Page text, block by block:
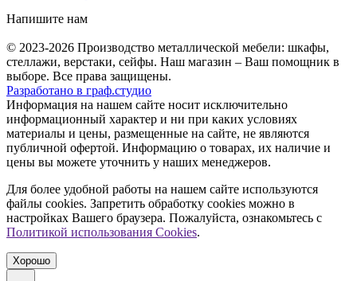
Напишите нам
© 2023-2026 Производство металлической мебели: шкафы,
стеллажи, верстаки, сейфы. Наш магазин – Ваш помощник в
выборе. Все права защищены.
Разработано в граф.студио
Информация на нашем сайте носит исключительно
информационный характер и ни при каких условиях
материалы и цены, размещенные на сайте, не являются
публичной офертой. Информацию о товарах, их наличие и
цены вы можете уточнить у наших менеджеров.
Для более удобной работы на нашем сайте используются
файлы сookies. Запретить обработку cookies можно в
настройках Вашего браузера. Пожалуйста, ознакомьтесь с
Политикой использования Cookies.
Хорошо